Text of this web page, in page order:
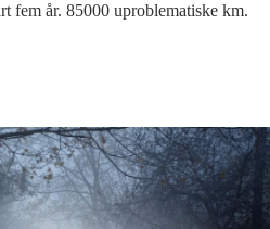
fem år. 85000 uproblematiske km.